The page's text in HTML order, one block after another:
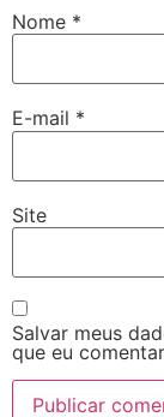
Nome *
E-mail *
Site
Salvar meus
que eu